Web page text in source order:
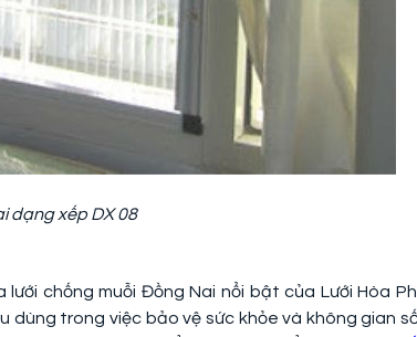
dạng xếp DX 08
chống muỗi Đồng Nai nổi bật của Lưới Hòa
trong việc bảo vệ sức khỏe và không gian